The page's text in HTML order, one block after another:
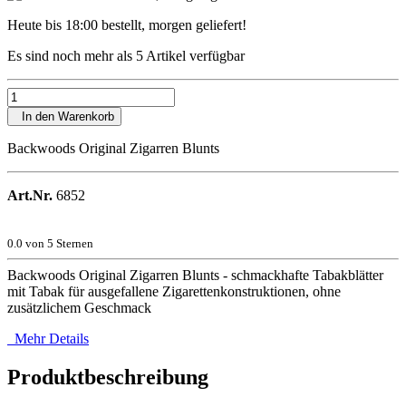
Heute bis 18:00 bestellt, morgen geliefert!
Es sind noch mehr als 5 Artikel verfügbar
In den Warenkorb
Backwoods Original Zigarren Blunts
Art.Nr. 6852
0.0 von 5 Sternen
Backwoods Original Zigarren Blunts - schmackhafte Tabakblätter
mit Tabak für ausgefallene Zigarettenkonstruktionen, ohne
zusätzlichem Geschmack
Mehr Details
Produktbeschreibung